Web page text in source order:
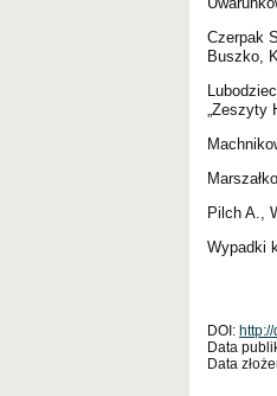
Czerpak
Buszko,
„Zeszyty
Pilch A.,
Wypadki
DOI:
Data
Data